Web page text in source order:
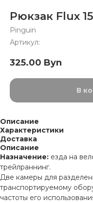
Рюкзак Flux
Pinguin
Артикул:
325.00 Byn
В
Описание
Характеристики
Доставка
Описание
Назначение: езда на
трейлраннинг.
Две камеры для
транспортируемому
частоты его